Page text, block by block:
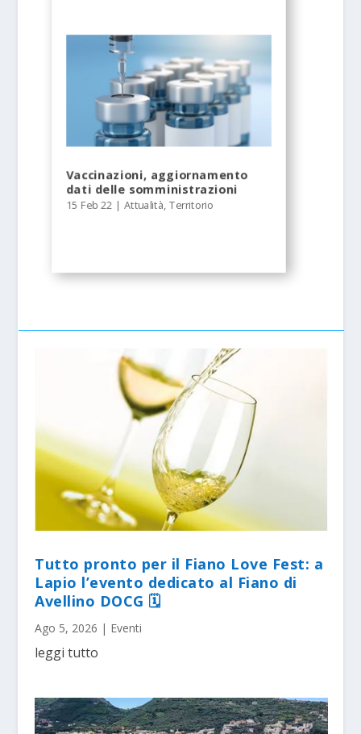
Vaccinazioni, aggiornamento
dati delle somministrazioni
15 Feb 22 |Attualità,Territorio
Tutto pronto per il Fiano Love Fest: a
Lapio l’evento dedicato al Fiano di
Avellino DOCG 🗓
Ago 5, 2026 | Eventi
leggi tutto